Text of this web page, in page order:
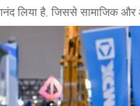
लिया है, जिससे सामाजिक और